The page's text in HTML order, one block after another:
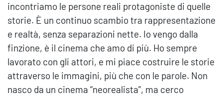
incontriamo le persone reali protagoniste di quelle
storie. È un continuo scambio tra rappresentazione
e realtà, senza separazioni nette. Io vengo dalla
finzione, è il cinema che amo di più. Ho sempre
lavorato con gli attori, e mi piace costruire le storie
attraverso le immagini, più che con le parole. Non
nasco da un cinema “neorealista”, ma cerco